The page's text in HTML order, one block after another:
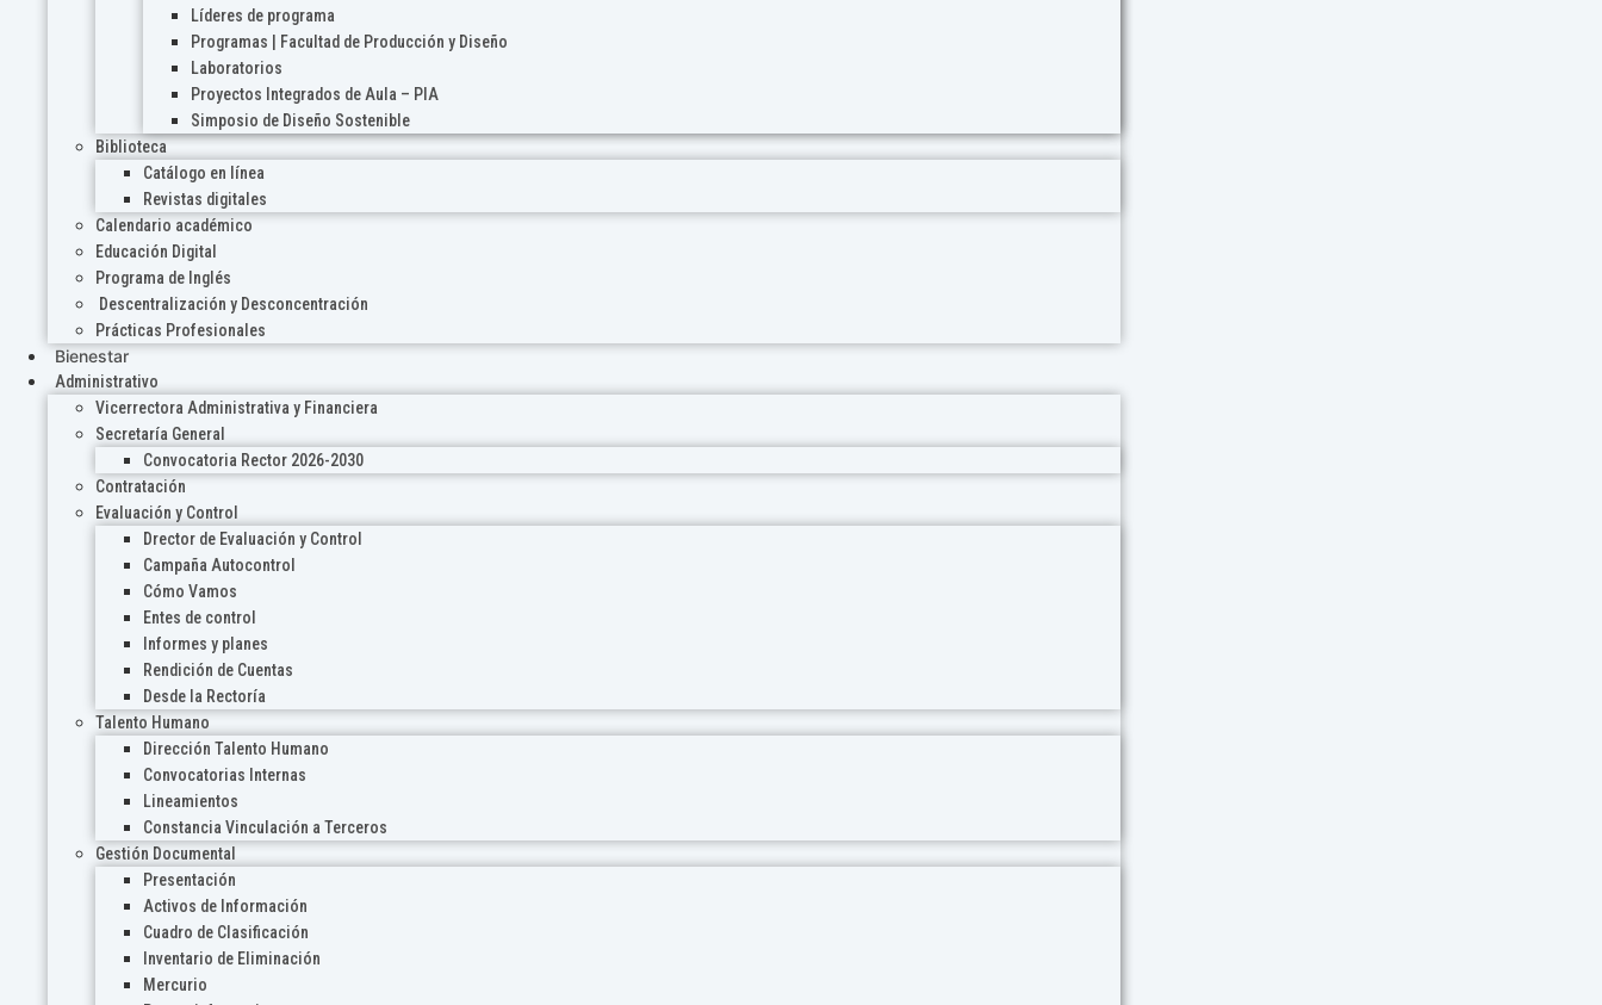
Líderes de programa
Programas | Facultad de Producción y Diseño
Laboratorios
Proyectos Integrados de Aula – PIA
Simposio de Diseño Sostenible
Biblioteca
Catálogo en línea
Revistas digitales
Calendario académico
Educación Digital
Programa de Inglés
Descentralización y Desconcentración
Prácticas Profesionales
Bienestar
Administrativo
Vicerrectora Administrativa y Financiera
Secretaría General
Convocatoria Rector 2026-2030
Contratación
Evaluación y Control
Drector de Evaluación y Control
Campaña Autocontrol
Cómo Vamos
Entes de control
Informes y planes
Rendición de Cuentas
Desde la Rectoría
Talento Humano
Dirección Talento Humano
Convocatorias Internas
Lineamientos
Constancia Vinculación a Terceros
Gestión Documental
Presentación
Activos de Información
Cuadro de Clasificación
Inventario de Eliminación
Mercurio